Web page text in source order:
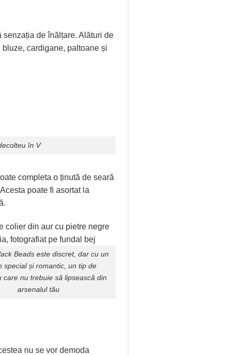
de înălțare. Alături de
cardigane, paltoane și
în V
completa o ținută de seară
poate fi asortat la
Beads este discret, dar cu un
special și romantic, un tip de
care nu trebuie să lipsească din
arsenalul tău
nu se vor demoda